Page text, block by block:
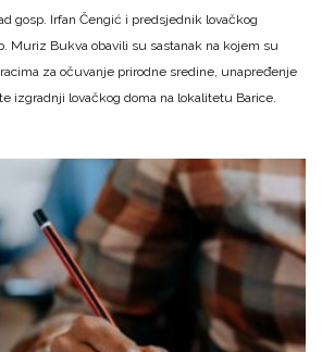
gosp. Irfan Čengić i predsjednik lovačkog
Muriz Bukva obavili su sastanak na kojem su
za očuvanje prirodne sredine, unapređenje
izgradnji lovačkog doma na lokalitetu Barice.